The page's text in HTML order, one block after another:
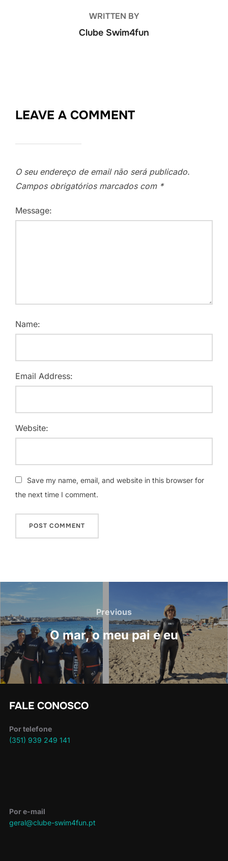
WRITTEN BY
Clube Swim4fun
LEAVE A COMMENT
O seu endereço de email não será publicado.
Campos obrigatórios marcados com *
Message:
Name:
Email Address:
Website:
Save my name, email, and website in this browser for
the next time I comment.
Navegação
de
artigos
Previous
Previous
O mar, o meu pai e eu
FALE CONOSCO
Por telefone
(351) 939 249 141
Por e-mail
geral@clube-swim4fun.pt